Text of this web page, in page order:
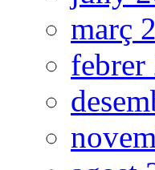
març
febrer